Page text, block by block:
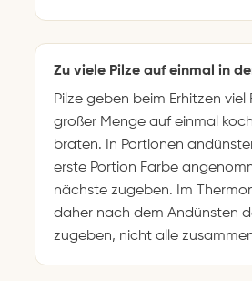
Zu viele Pilze auf einmal in
Pilze geben beim Erhitzen viel
großer Menge auf einmal
braten. In Portionen
erste Portion Farbe
nächste zugeben. Im
daher nach dem Andünsten
zugeben, nicht alle